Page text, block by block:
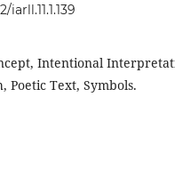
Intentional
Poetic Text, Symbols.